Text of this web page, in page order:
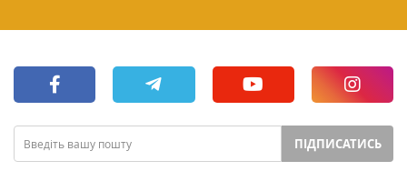
ПІДПИСАТИСЬ